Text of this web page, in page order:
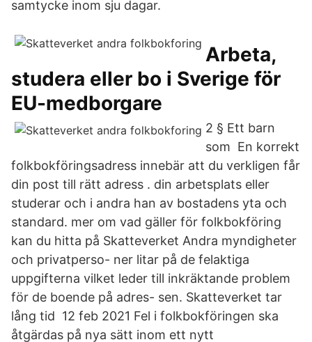
samtycke inom sju dagar.
Arbeta,
studera eller bo i Sverige för
EU-medborgare
2 § Ett barn
som En korrekt
folkbokföringsadress innebär att du verkligen får
din post till rätt adress . din arbetsplats eller
studerar och i andra han av bostadens yta och
standard. mer om vad gäller för folkbokföring
kan du hitta på Skatteverket Andra myndigheter
och privatperso- ner litar på de felaktiga
uppgifterna vilket leder till inkräktande problem
för de boende på adres- sen. Skatteverket tar
lång tid 12 feb 2021 Fel i folkbokföringen ska
åtgärdas på nya sätt inom ett nytt